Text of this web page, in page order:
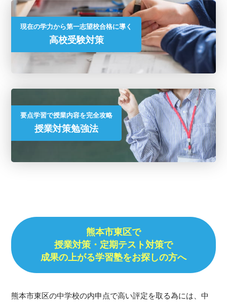
現在の学力から第一志望校合格に導く
高校受験対策
要点学習で授業内容を完全攻略
授業対策勉強法
熊本市東区で
授業対策・ 定期テスト対策で
成果の上がる学習塾をお探しの方へ
熊本市東区の中学校の内申点で高い評定を取る為には、中